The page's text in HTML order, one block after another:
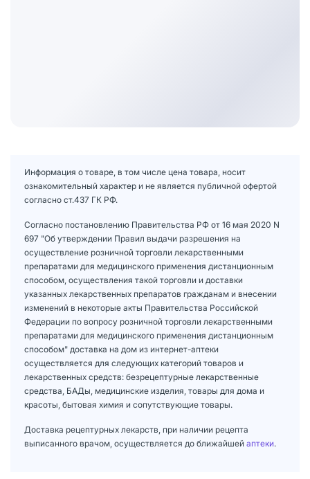
Информация о товаре, в том числе цена товара, носит
ознакомительный характер и не является публичной офертой
согласно ст.437 ГК РФ.
Согласно постановлению Правительства РФ от 16 мая 2020 N
697 "Об утверждении Правил выдачи разрешения на
осуществление розничной торговли лекарственными
препаратами для медицинского применения дистанционным
способом, осуществления такой торговли и доставки
указанных лекарственных препаратов гражданам и внесении
изменений в некоторые акты Правительства Российской
Федерации по вопросу розничной торговли лекарственными
препаратами для медицинского применения дистанционным
способом" доставка на дом из интернет-аптеки
осуществляется для следующих категорий товаров и
лекарственных средств: безрецептурные лекарственные
средства, БАДы, медицинские изделия, товары для дома и
красоты, бытовая химия и сопутствующие товары.
Доставка рецептурных лекарств, при наличии рецепта
выписанного врачом, осуществляется до ближайшей аптеки.